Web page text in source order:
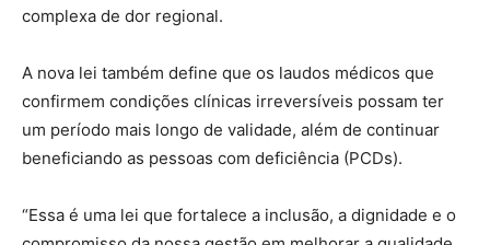
complexa de dor regional.
A nova lei também define que os laudos médicos que
confirmem condições clínicas irreversíveis possam ter
um período mais longo de validade, além de continuar
beneficiando as pessoas com deficiência (PCDs).
“Essa é uma lei que fortalece a inclusão, a dignidade e o